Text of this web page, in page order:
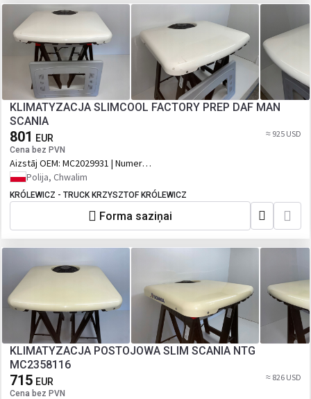
KLIMATYZACJA SLIMCOOL FACTORY PREP DAF MAN
SCANIA
801 EUR
Cena bez PVN
≈ 925 USD
Aizstāj OEM: MC2029931 | Numer
katalogowy oryginału: MC2029931,
1001845905 ,, 1541250, SLIMCOOL
FACTORY PREP
Polija, Chwalim
KRÓLEWICZ - TRUCK KRZYSZTOF KRÓLEWICZ
Forma saziņai
KLIMATYZACJA POSTOJOWA SLIM SCANIA NTG
MC2358116
715 EUR
Cena bez PVN
≈ 826 USD